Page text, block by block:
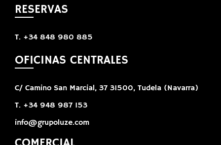
RESERVAS
T. +34 848 980 885
OFICINAS CENTRALES
C/ Camino San Marcial, 37 31500, Tudela (Navarra)
T. +34 948 987 153
info@grupoluze.com